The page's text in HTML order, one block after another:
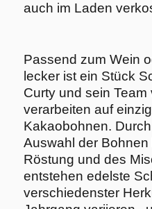
auch im Laden
Passend zum Wein
lecker ist ein Stück
Curty und sein Team
verarbeiten auf
Kakaobohnen.
Auswahl der
Röstung und des
entstehen edelste
verschiedenster